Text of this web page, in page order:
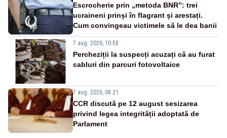
Escrocherie prin „metoda BNR”: trei
ucraineni prinși în flagrant și arestați.
Cum convingeau victimele să le dea banii
7 aug. 2026, 10:58
Percheziții la suspecți acuzați că au furat
cabluri din parcuri fotovoltaice
7 aug. 2026, 08:21
CCR discută pe 12 august sesizarea
privind legea integrității adoptată de
Parlament